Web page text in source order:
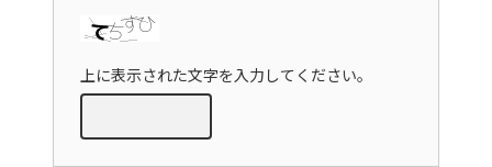
上に表示された文字を入力してください。